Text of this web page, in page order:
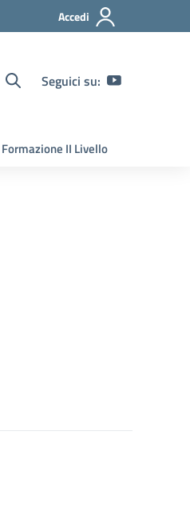
Accedi
Seguici su:
Formazione II Livello